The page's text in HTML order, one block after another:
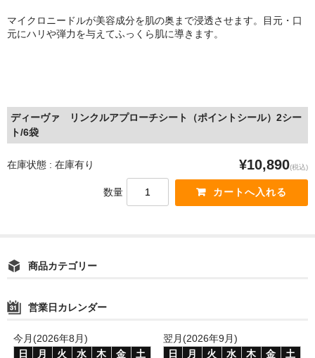
マイクロニードルが美容成分を肌の奥まで浸透させます。目元・口
元にハリや弾力を与えてふっくら肌に導きます。
ディーヴァ リンクルアプローチシート（ポイントシール）2シー
ト/6袋
在庫状態 : 在庫有り ¥10,890(税込)
数量
商品カテゴリー
営業日カレンダー
今月(2026年8月)
日
月 火 水 木 金 土
翌月(2026年9月)
日
月 火 水 木 金 土